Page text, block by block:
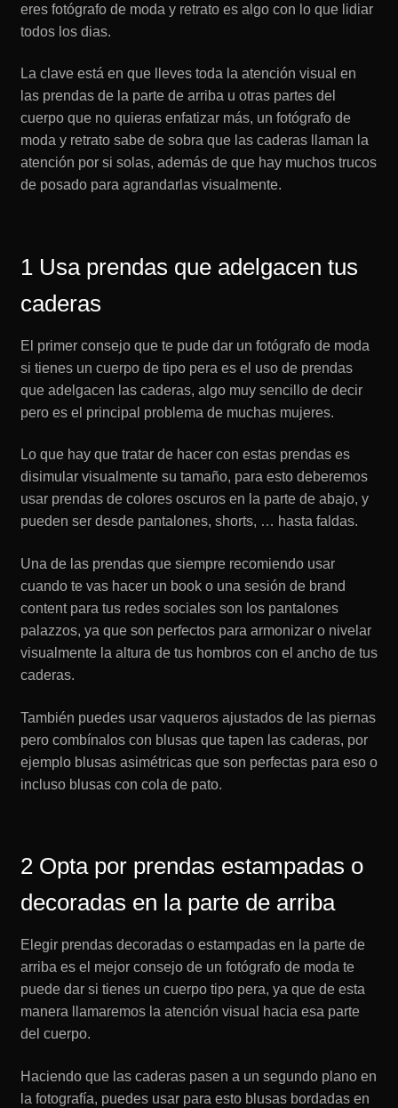
eres fotógrafo de moda y retrato es algo con lo que lidiar
todos los dias.
La clave está en que lleves toda la atención visual en
las prendas de la parte de arriba u otras partes del
cuerpo que no quieras enfatizar más, un fotógrafo de
moda y retrato sabe de sobra que las caderas llaman la
atención por si solas, además de que hay muchos trucos
de posado para agrandarlas visualmente.
1 Usa prendas que adelgacen tus
caderas
El primer consejo que te pude dar un fotógrafo de moda
si tienes un cuerpo de tipo pera es el uso de prendas
que adelgacen las caderas, algo muy sencillo de decir
pero es el principal problema de muchas mujeres.
Lo que hay que tratar de hacer con estas prendas es
disimular visualmente su tamaño, para esto deberemos
usar prendas de colores oscuros en la parte de abajo, y
pueden ser desde pantalones, shorts, … hasta faldas.
Una de las prendas que siempre recomiendo usar
cuando te vas hacer un book o una sesión de brand
content para tus redes sociales son los pantalones
palazzos, ya que son perfectos para armonizar o nivelar
visualmente la altura de tus hombros con el ancho de tus
caderas.
También puedes usar vaqueros ajustados de las piernas
pero combínalos con blusas que tapen las caderas, por
ejemplo blusas asimétricas que son perfectas para eso o
incluso blusas con cola de pato.
2 Opta por prendas estampadas o
decoradas en la parte de arriba
Elegir prendas decoradas o estampadas en la parte de
arriba es el mejor consejo de un fotógrafo de moda te
puede dar si tienes un cuerpo tipo pera, ya que de esta
manera llamaremos la atención visual hacia esa parte
del cuerpo.
Haciendo que las caderas pasen a un segundo plano en
la fotografía, puedes usar para esto blusas bordadas en